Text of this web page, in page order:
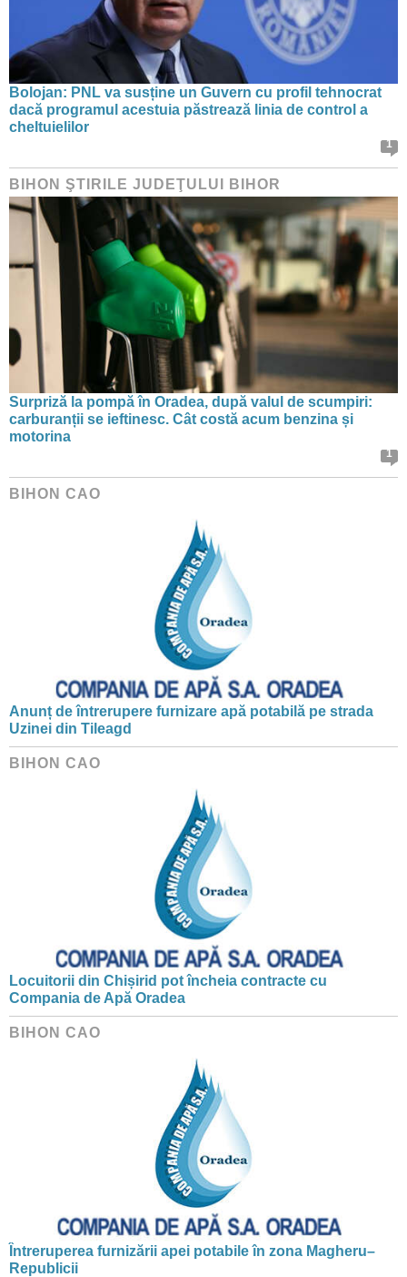
Bolojan: PNL va susține un Guvern cu profil tehnocrat
dacă programul acestuia păstrează linia de control a
cheltuielilor
1
BIHON ŞTIRILE JUDEŢULUI BIHOR
Surpriză la pompă în Oradea, după valul de scumpiri:
carburanții se ieftinesc. Cât costă acum benzina și
motorina
1
BIHON CAO
Anunț de întrerupere furnizare apă potabilă pe strada
Uzinei din Tileagd
BIHON CAO
Locuitorii din Chișirid pot încheia contracte cu
Compania de Apă Oradea
BIHON CAO
Întreruperea furnizării apei potabile în zona Magheru–
Republicii